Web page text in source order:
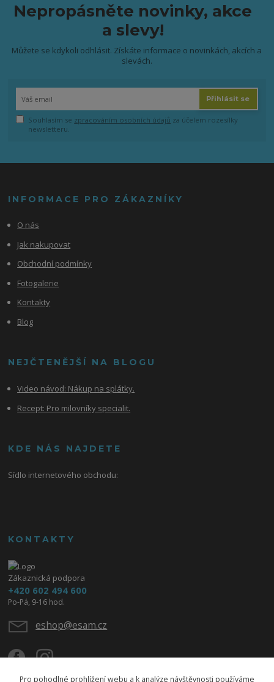
Nepropásněte novinky, akce
a slevy!
Můžete se kdykoli odhlásit. Získáte informace o novinkách, akcích a
slevách.
Přihlásit se
Souhlasím se zpracováním osobních údajů za účelem rozesílky
newsletteru.
INFORMACE PRO ZÁKAZNÍKY
O nás
Jak nakupovat
Obchodní podmínky
Fotogalerie
Kontakty
Blog
NEJČTENĚJŠÍ NA BLOGU
Video návod: Nákup na splátky.
Recept: Pro milovníky specialit.
KDE NÁS NAJDETE
Sídlo internetového obchodu:
KONTAKTY
Zákaznická podpora
+420 602 494 600
Po-Pá, 9-16 hod.
eshop@esam.cz
Pro pohodlné prohlížení webu a k analýze návštěvnosti používáme